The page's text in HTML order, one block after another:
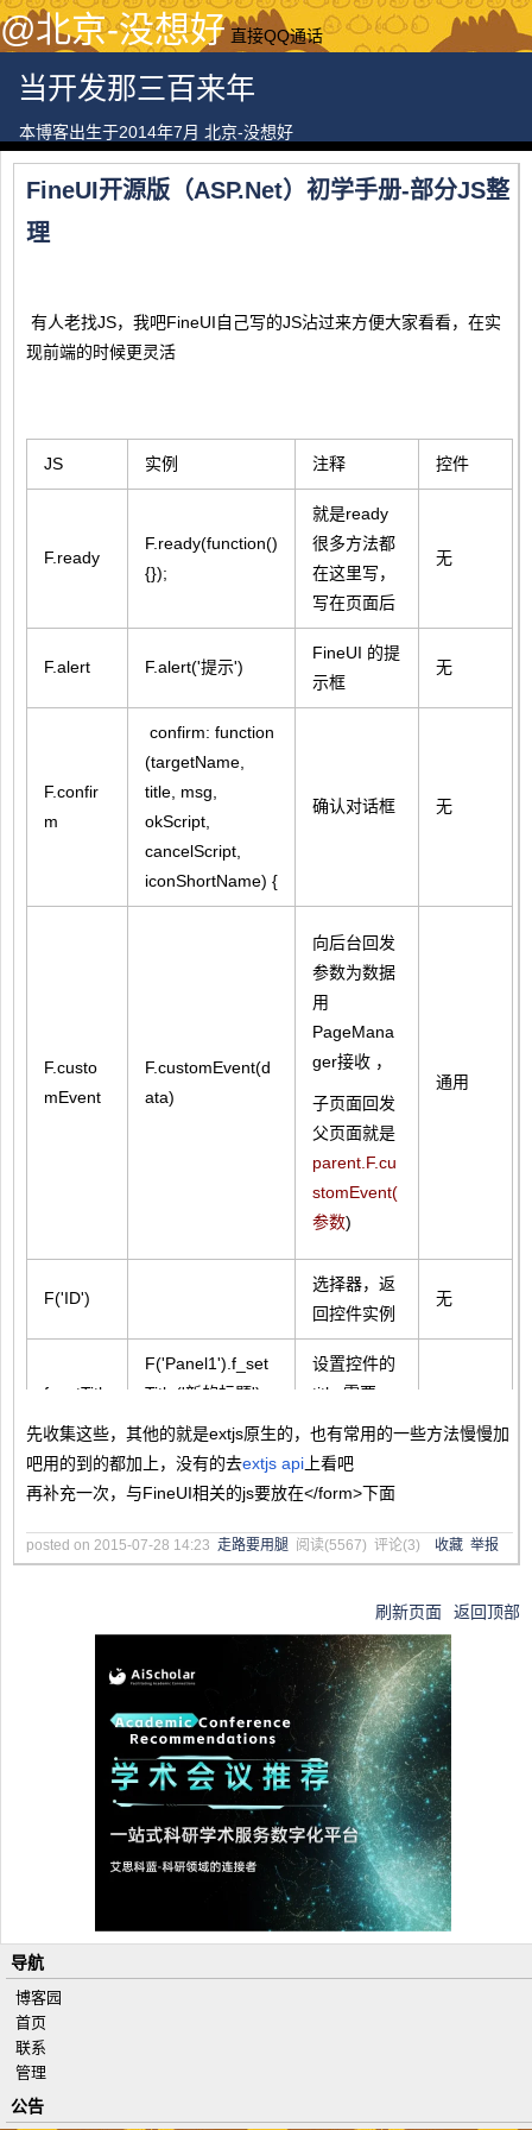
@北京-没想好 直接QQ通话
当开发那三百来年
本博客出生于2014年7月 北京-没想好
FineUI开源版（ASP.Net）初学手册-部分JS整
理
有人老找JS，我吧FineUI自己写的JS沾过来方便大家看看，在实
现前端的时候更灵活
JS 实例 注释 控件
F.ready
F.ready(function()
{});
就是ready
很多方法都
在这里写，
写在页面后
无
F.alert F.alert('提示')
FineUI 的提
示框
无
F.confir
m
confirm: function
(targetName,
title, msg,
okScript,
cancelScript,
iconShortName) {
确认对话框 无
F.custo
mEvent
F.customEvent(d
ata)
向后台回发
参数为数据
用
PageMana
ger接收 ，
子页面回发
父页面就是
parent.F.cu
stomEvent(
参数)
通用
F('ID')
选择器，返
回控件实例
无
f_setTitl
e
F('Panel1').f_set
Title('新的标题')
(f_setTitle没有效
果就用setTitle)
设置控件的
title 需要
this.f_state[
'Title'];
f_setColl
F('Panel1').f_set
控制这折叠
需要
this.f_state[
Panel
F('Panel1').f_isC
判断是否折
叠
Panel
F('CheckBox').f_s
etChecked();
控制选中状
态 Checked
=true
CheckB
ox
F('text').f_setValu
e('值') （同理 获
取就是getValue注
<f:DropDownList
先收集这些，其他的就是extjs原生的，也有常用的一些方法慢慢加
吧用的到的都加上，没有的去extjs api 上看吧
再补充一次，与FineUI相关的js要放在</form>下面
posted on 2015-07-28 14:23 走路要用腿 阅读(5567) 评论(3) 收藏 举报
刷新页面 返回顶部
导航
博客园
首页
联系
管理
公告